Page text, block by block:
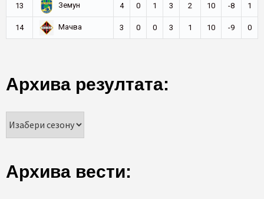
13 Земун 4 0 1 3 2 10 -8 1
14 Мачва 3 0 0 3 1 10 -9 0
Архива резултата:
Архива вести: